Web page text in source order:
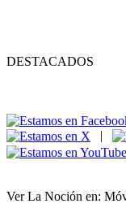
DESTACADOS
|
Ver La Noción en: